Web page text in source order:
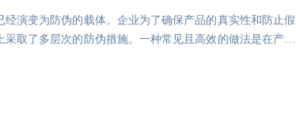
演变为防伪的载体。企业为了确保产品的真实性和防止假
取了多层次的防伪措施。一种常见且高效的做法是在产品